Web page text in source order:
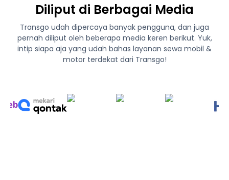
Diliput di Berbagai Media
Transgo udah dipercaya banyak pengguna, dan juga
pernah diliput oleh beberapa media keren berikut. Yuk,
intip siapa aja yang udah bahas layanan sewa mobil &
motor terdekat dari Transgo!